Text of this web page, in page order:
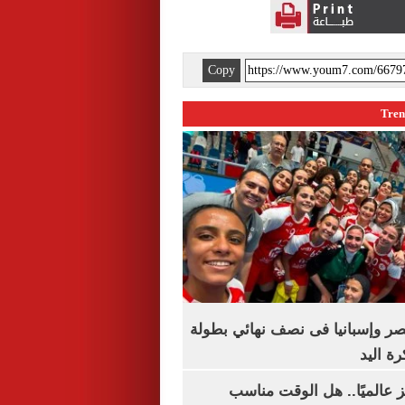
Copy
وإسبانيا فى نصف نهائي بطولة
اليد
عالميًا.. هل الوقت مناسب